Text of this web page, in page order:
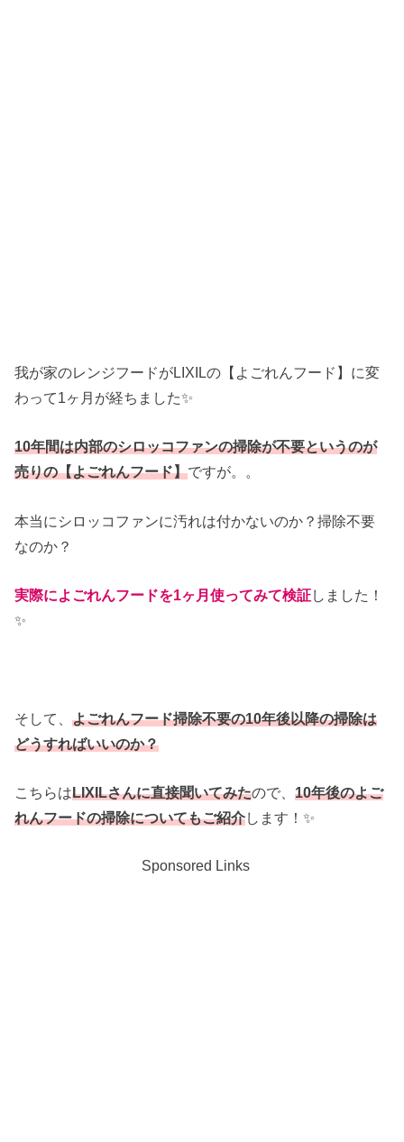
我が家のレンジフードがLIXILの【よごれんフード】に変
わって1ヶ月が経ちました✨
10年間は内部のシロッコファンの掃除が不要というのが
売りの【よごれんフード】ですが。。
本当にシロッコファンに汚れは付かないのか？掃除不要
なのか？
実際によごれんフードを1ヶ月使ってみて検証しました！
✨
そして、よごれんフード掃除不要の10年後以降の掃除は
どうすればいいのか？
こちらはLIXILさんに直接聞いてみたので、10年後のよご
れんフードの掃除についてもご紹介します！✨
Sponsored Links